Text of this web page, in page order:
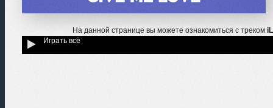
На данной странице вы можете ознакомиться с треком
Играть всё